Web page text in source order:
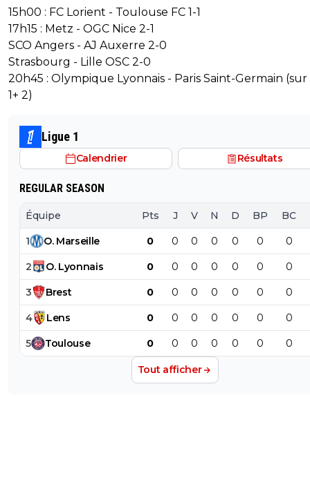
15h00 : FC Lorient - Toulouse FC 1-1
17h15 : Metz - OGC Nice 2-1
SCO Angers - AJ Auxerre 2-0
Strasbourg - Lille OSC 2-0
20h45 : Olympique Lyonnais - Paris Saint-Germain
1+ 2)
Ligue 1
Calendrier Résultats
REGULAR SEASON
Équipe Pts J V N D BP BC
1 O. Marseille 0 0 0 0 0 0 0
2 O. Lyonnais 0 0 0 0 0 0 0
3 Brest 0 0 0 0 0 0 0
4 Lens 0 0 0 0 0 0 0
5 Toulouse 0 0 0 0 0 0 0
Tout afficher